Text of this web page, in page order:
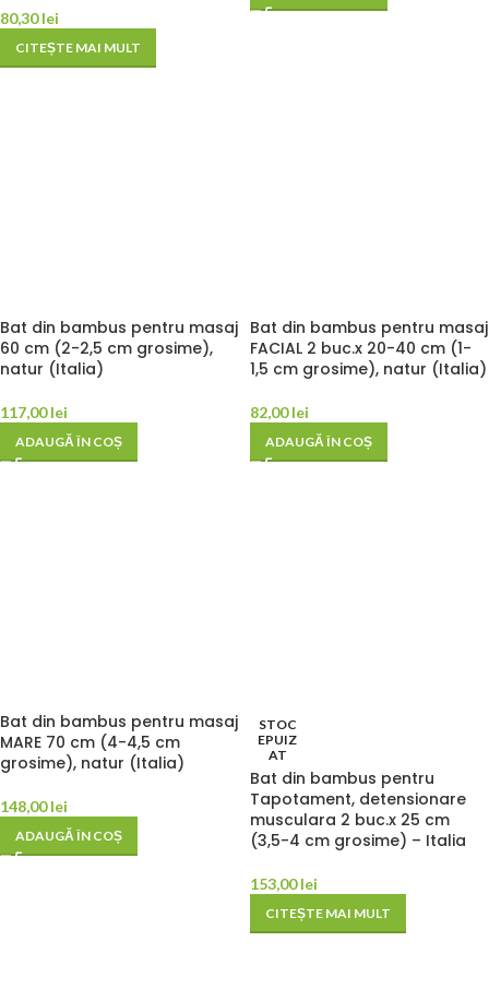
80,30lei
CITEȘTE MAI MULT
Bat din bambus pentru masaj
60 cm (2-2,5 cm grosime),
natur (Italia)
117,00lei
ADAUGĂ ÎN COȘ
Bat din bambus pentru masaj
FACIAL 2 buc.x 20-40 cm (1-
1,5 cm grosime), natur (Italia)
82,00lei
ADAUGĂ ÎN COȘ
Bat din bambus pentru masaj
MARE 70 cm (4-4,5 cm
grosime), natur (Italia)
148,00lei
ADAUGĂ ÎN COȘ
STOC
EPUIZ
AT
Bat din bambus pentru
Tapotament, detensionare
musculara 2 buc.x 25 cm
(3,5-4 cm grosime) – Italia
153,00lei
CITEȘTE MAI MULT